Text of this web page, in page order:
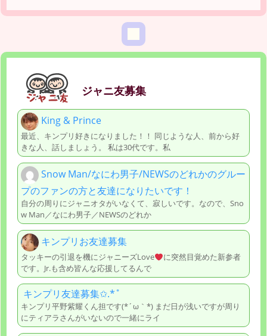
ジャニ友募集
King & Prince
最近、キンプリ好きになりました！！ 同じような人、前から好
きな人、話しましょう。 私は30代です。私
Snow Man/なにわ男子/NEWSのどれかのグルー
プのファンの方と友達になりたいです！
自分の周りにジャニオタがいなくて、寂しいです。なので、Sno
w Man／なにわ男子／NEWSのどれか
キンプリお友達募集
タッキーの引退を機にジャニーズLove
に突然目覚めた新参者
です。Jr.も含め皆んな応援してるんで
キンプリ友達募集✩.*˚
キンプリ平野紫耀くん担です(*´ω｀*) まだ日が浅いですが周り
にティアラさんがいないので一緒にライ